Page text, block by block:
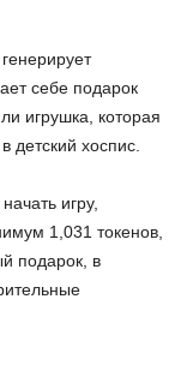
себе подарок
игрушка, которая
детский хоспис.
игру,
1,031 токенов,
подарок, в